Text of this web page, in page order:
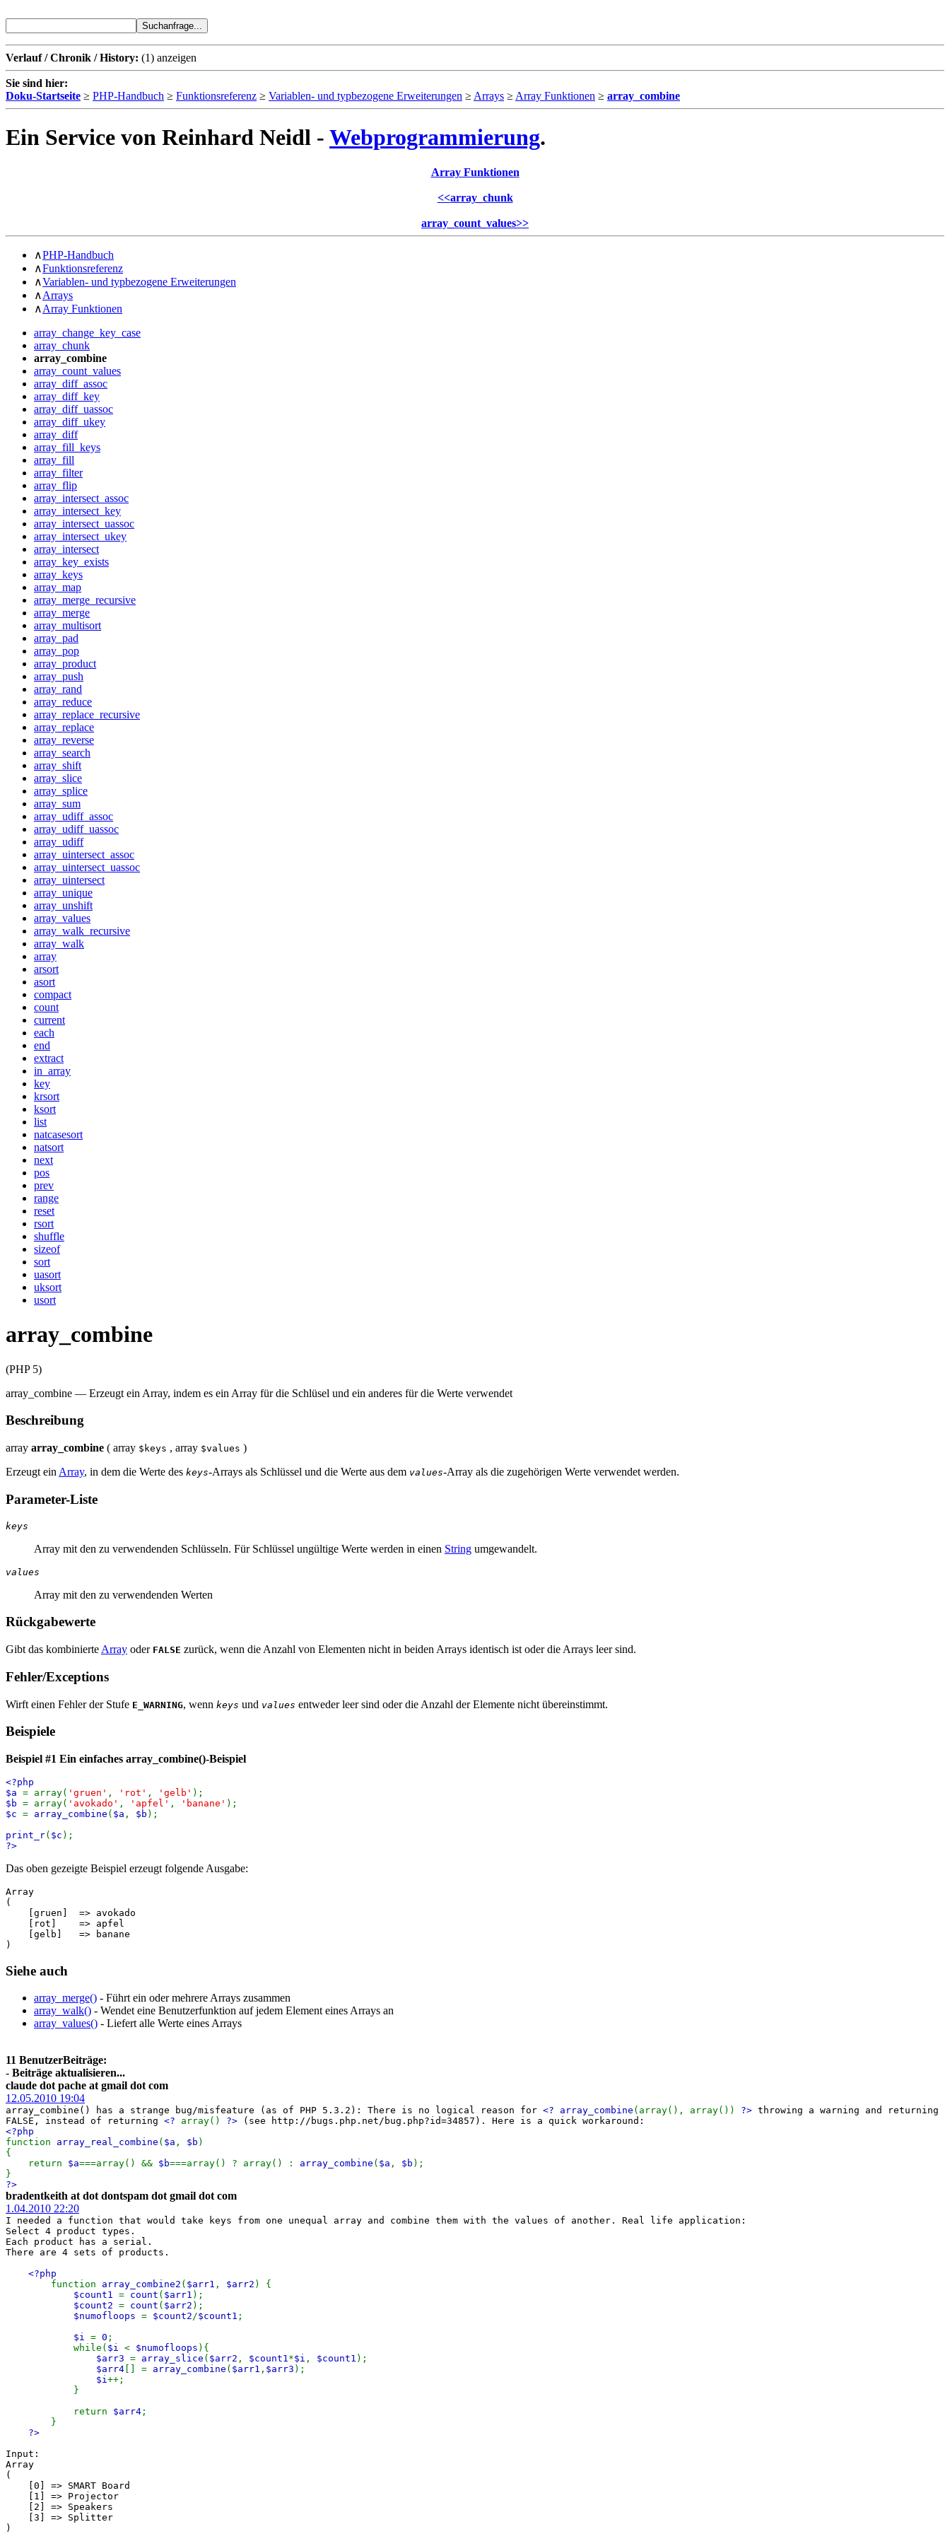
Verlauf / Chronik / History: (1) anzeigen
Sie sind hier:
Doku-Startseite ≥ PHP-Handbuch ≥ Funktionsreferenz ≥ Variablen- und typbezogene Erweiterungen ≥ Arrays ≥ Array Funktionen ≥ array_combine
Ein Service von Reinhard Neidl - Webprogrammierung.
Array Funktionen
<<array_chunk
array_count_values>>
∧PHP-Handbuch
∧Funktionsreferenz
∧Variablen- und typbezogene Erweiterungen
∧Arrays
∧Array Funktionen
array_change_key_case
array_chunk
array_combine
array_count_values
array_diff_assoc
array_diff_key
array_diff_uassoc
array_diff_ukey
array_diff
array_fill_keys
array_fill
array_filter
array_flip
array_intersect_assoc
array_intersect_key
array_intersect_uassoc
array_intersect_ukey
array_intersect
array_key_exists
array_keys
array_map
array_merge_recursive
array_merge
array_multisort
array_pad
array_pop
array_product
array_push
array_rand
array_reduce
array_replace_recursive
array_replace
array_reverse
array_search
array_shift
array_slice
array_splice
array_sum
array_udiff_assoc
array_udiff_uassoc
array_udiff
array_uintersect_assoc
array_uintersect_uassoc
array_uintersect
array_unique
array_unshift
array_values
array_walk_recursive
array_walk
array
arsort
asort
compact
count
current
each
end
extract
in_array
key
krsort
ksort
list
natcasesort
natsort
next
pos
prev
range
reset
rsort
shuffle
sizeof
sort
uasort
uksort
usort
array_combine
(PHP 5)
array_combine — Erzeugt ein Array, indem es ein Array für die Schlüsel und ein anderes für die Werte verwendet
Beschreibung
array array_combine ( array $keys , array $values )
Erzeugt ein Array, in dem die Werte des keys-Arrays als Schlüssel und die Werte aus dem values-Array als die zugehörigen Werte verwendet werden.
Parameter-Liste
keys
Array mit den zu verwendenden Schlüsseln. Für Schlüssel ungültige Werte werden in einen String umgewandelt.
values
Array mit den zu verwendenden Werten
Rückgabewerte
Gibt das kombinierte Array oder FALSE zurück, wenn die Anzahl von Elementen nicht in beiden Arrays identisch ist oder die Arrays leer sind.
Fehler/Exceptions
Wirft einen Fehler der Stufe E_WARNING, wenn keys und values entweder leer sind oder die Anzahl der Elemente nicht übereinstimmt.
Beispiele
Beispiel #1 Ein einfaches array_combine()-Beispiel
<?php
$a = array( 'gruen' , 'rot' , 'gelb' );
$b = array( 'avokado' , 'apfel' , 'banane' );
$c = array_combine ( $a , $b );
print_r( $c );
?>
Das oben gezeigte Beispiel erzeugt folgende Ausgabe:
Array
(
    [gruen]  => avokado
    [rot]    => apfel
    [gelb]   => banane
Siehe auch
array_merge() - Führt ein oder mehrere Arrays zusammen
array_walk() - Wendet eine Benutzerfunktion auf jedem Element eines Arrays an
array_values() - Liefert alle Werte eines Arrays
11 BenutzerBeiträge:
- Beiträge aktualisieren...
claude dot pache at gmail dot com
12.05.2010 19:04
array_combine() has a strange bug/misfeature (as of PHP 5.3.2): There is no logical reason for <? array_combine (array(), array()) ?> throwing a warning and returning
FALSE, instead of returning <? array() ?> (see http://bugs.php.net/bug.php?id=34857). Here is a quick workaround:
<?php
function array_real_combine ( $a , $b )
{
return $a===array() && $b===array() ? array() : array_combine ( $a , $b );
}
?>
bradentkeith at dot dontspam dot gmail dot com
1.04.2010 22:20
I needed a function that would take keys from one unequal array and combine them with the values of another. Real life application:
Select 4 product types.
Each product has a serial.
There are 4 sets of products.
<?php
function array_combine2 ( $arr1 , $arr2 ) {
$count1 = count ( $arr1 );
$count2 = count ( $arr2 );
$numofloops = $count2/$count1 ;
$i = 0 ;
while( $i < $numofloops ){
$arr3 = array_slice ( $arr2 , $count1*$i , $count1 );
$arr4 [] = array_combine ( $arr1 , $arr3 );
$i++;
}
return $arr4 ;
}
?>
Input:
Array
(
[0] => SMART Board
[1] => Projector
[2] => Speakers
[3] => Splitter
)